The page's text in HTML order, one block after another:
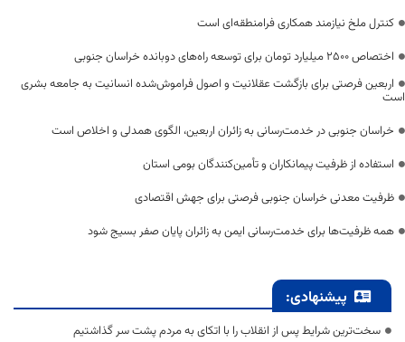
کنترل ملخ نیازمند همکاری فرامنطقه‌ای است
اختصاص 2500 میلیارد تومان برای توسعه راه‌های دوبانده خراسان جنوبی
اربعین فرصتی برای بازگشت عقلانیت و اصول فراموش‌شده انسانیت به جامعه بشری
است
خراسان جنوبی در خدمت‌رسانی به زائران اربعین، الگوی همدلی و اخلاص است
استفاده از ظرفیت پیمانکاران و تأمین‌کنندگان بومی استان
ظرفیت معدنی خراسان جنوبی فرصتی برای جهش اقتصادی
همه ظرفیت‌ها برای خدمت‌رسانی ایمن به زائران پایان صفر بسیج شود
پیشنهادی:
سخت‌ترین شرایط پس از انقلاب را با اتکای به مردم پشت سر گذاشتیم